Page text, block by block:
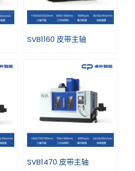
SVB1160 皮带主轴
SVB1470 皮带主轴